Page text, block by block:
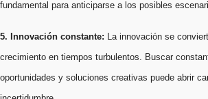
fundamental para anticiparse a los posibles
5. Innovación constante: La innovación se
crecimiento en tiempos turbulentos. Buscar
oportunidades y soluciones creativas puede abrir